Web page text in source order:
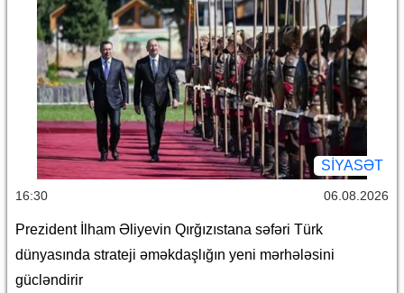
SİYASƏT
16:30 06.08.2026
Prezident İlham Əliyevin Qırğızıstana səfəri Türk
dünyasında strateji əməkdaşlığın yeni mərhələsini
gücləndirir